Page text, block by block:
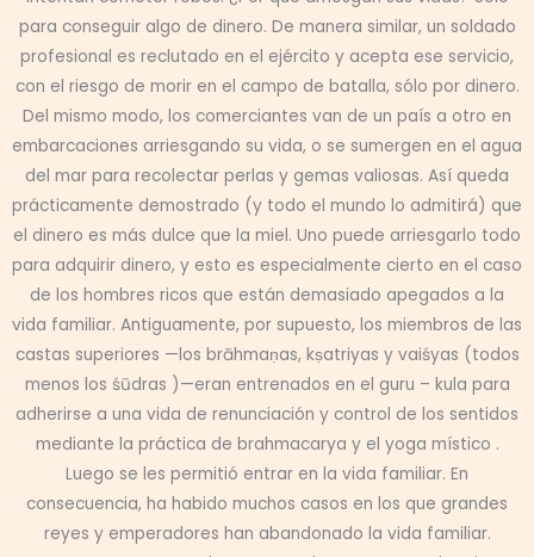
para conseguir algo de dinero. De manera similar, un soldado
profesional es reclutado en el ejército y acepta ese servicio,
con el riesgo de morir en el campo de batalla, sólo por dinero.
Del mismo modo, los comerciantes van de un país a otro en
embarcaciones arriesgando su vida, o se sumergen en el agua
del mar para recolectar perlas y gemas valiosas. Así queda
prácticamente demostrado (y todo el mundo lo admitirá) que
el dinero es más dulce que la miel. Uno puede arriesgarlo todo
para adquirir dinero, y esto es especialmente cierto en el caso
de los hombres ricos que están demasiado apegados a la
vida familiar. Antiguamente, por supuesto, los miembros de las
castas superiores —los brāhmaṇas, kṣatriyas y vaiśyas (todos
menos los śūdras )—eran entrenados en el guru – kula para
adherirse a una vida de renunciación y control de los sentidos
mediante la práctica de brahmacarya y el yoga místico .
Luego se les permitió entrar en la vida familiar. En
consecuencia, ha habido muchos casos en los que grandes
reyes y emperadores han abandonado la vida familiar.